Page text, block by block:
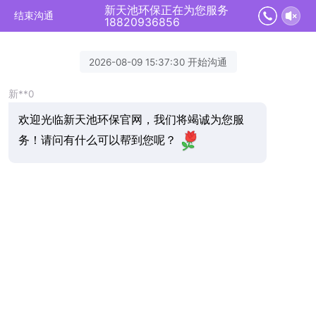
结束沟通
新天池环保正在为您服务
18820936856
2026-08-09 15:37:30 开始沟通
新**0
欢迎光临新天池环保官网，我们将竭诚为您服
务！请问有什么可以帮到您呢？